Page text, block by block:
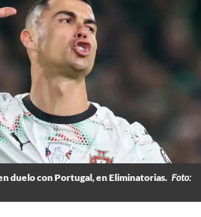
duelo con Portugal, en Eliminatorias. Foto: